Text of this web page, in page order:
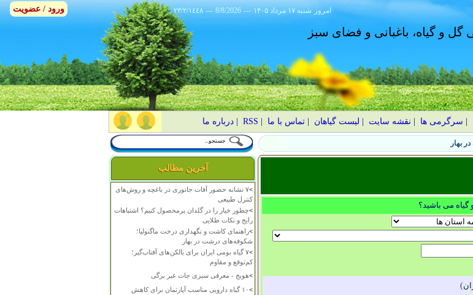
٢٣/٢/١٤٤٨ --- 8/8/2026 --- ۱۴۰۵ شنبه ۱۷ مرداد امروز
گل و گیاه، باغبانی و فضای سبز
سرگرمی ها نقشه سایت لیست گیاهان |تماس با ما RSS
|درباره ما
بهار
آخرین مطالب
>
۷ نشانه حضور آفات جانوری در باغچه و روش‌های
کنترل طبیعی
>چطور خیار را در گلدان پرمحصول کنیم؟ اشتباهات
رایج و نکات طلایی
>راهنمای کاشت و نگهداری درخت ماگنولیا؛
شکوفه‌های درشت در بهار
>
۷ گیاه بومی ایران برای بالکن‌های آفتاب‌گیر؛
کم‌توقع و مقاوم
>هویج - معرفی سبزی جات غیر برگی
>
۱۰ گیاه دارویی مناسب آپارتمان برای کاهش
گیاه می باشید؟
)
ورود / عضویت